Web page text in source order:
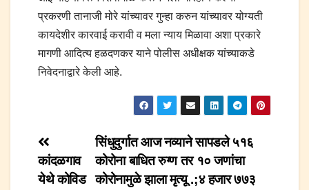
प्रकरणी तानाजी मोरे यांच्यावर गुन्हा करुन यांच्यावर योग्यती
कायदेशीर कारवाई करावी व मला न्याय मिळावा अशा प्रकारे
मागणी आदित्य हळदणकर याने पोलीस अधीक्षक यांच्याकडे
निवेदनाद्वारे केली आहे.
Post
navigation
सिंधुदुर्गात आज नव्याने सापडले ५१६
कोरोना बाधित रुग्ण तर १० जणांचा
कोरोनामुळे झाला मृत्यू .;४ हजार ७७३
कांदळगाव
येथे कोविड